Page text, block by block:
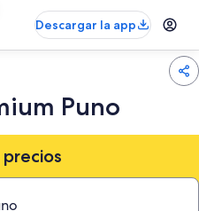
Descargar la app
Puno